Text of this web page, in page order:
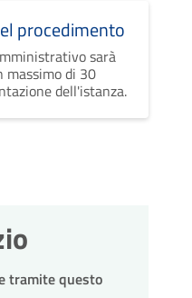
procedimento
sarà
massimo di 30
dell'istanza.
tramite questo